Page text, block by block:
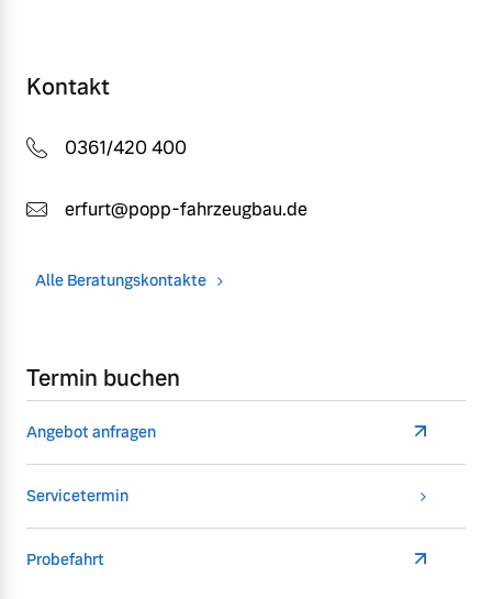
Kontakt
0361/420 400
erfurt@popp-fahrzeugbau.de
Alle Beratungskontakte
Termin buchen
Angebot anfragen
Servicetermin
Probefahrt